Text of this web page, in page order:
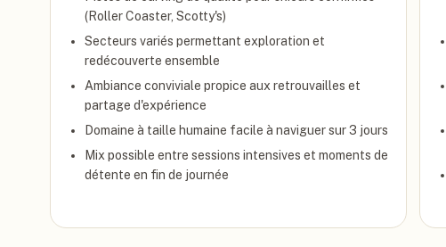
(Roller Coaster, Scotty's)
Secteurs variés permettant exploration et
redécouverte ensemble
Ambiance conviviale propice aux retrouvailles et
partage d'expérience
Domaine à taille humaine facile à naviguer sur 3 jours
Mix possible entre sessions intensives et moments de
détente en fin de journée